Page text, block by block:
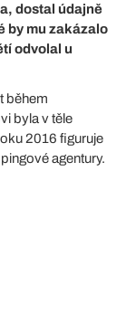
dostal údajně
by mu zakázalo
odvolal u
během
byla v těle
2016 figuruje
agentury.